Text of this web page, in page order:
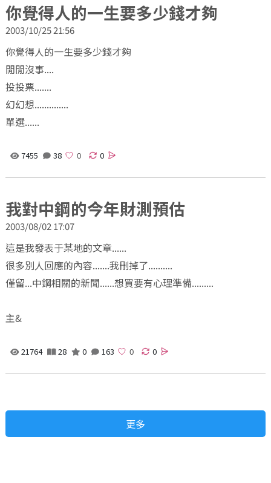
你覺得人的一生要多少錢才夠
2003/10/25 21:56
你覺得人的一生要多少錢才夠
閒閒沒事....
投投票.......
幻幻想..............
單選......
7455 38 0
我對中鋼的今年財測預估
2003/08/02 17:07
這是我發表于某地的文章......
很多別人回應的內容.......我刪掉了..........
僅留...中鋼相關的新聞......想買要有心理準備.........
主&
21764 28 0 163 0
更多